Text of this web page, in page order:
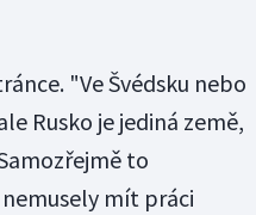
"Ve Švédsku nebo
Rusko je jediná země,
to
mít práci